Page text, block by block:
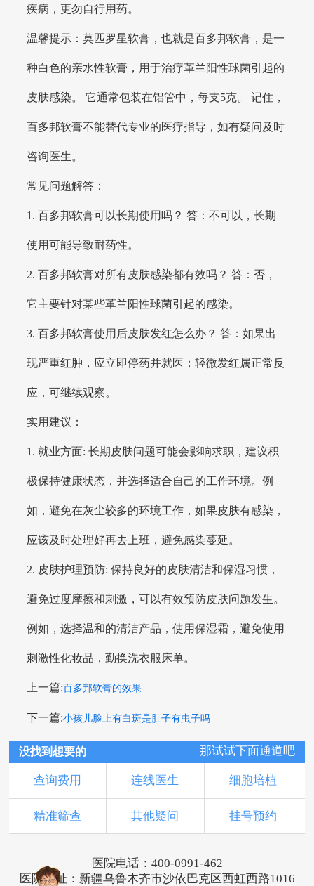
疾病，更勿自行用药。
温馨提示：莫匹罗星软膏，也就是百多邦软膏，是一
种白色的亲水性软膏，用于治疗革兰阳性球菌引起的
皮肤感染。 它通常包装在铝管中，每支5克。 记住，
百多邦软膏不能替代专业的医疗指导，如有疑问及时
咨询医生。
常见问题解答：
1. 百多邦软膏可以长期使用吗？ 答：不可以，长期
使用可能导致耐药性。
2. 百多邦软膏对所有皮肤感染都有效吗？ 答：否，
它主要针对某些革兰阳性球菌引起的感染。
3. 百多邦软膏使用后皮肤发红怎么办？ 答：如果出
现严重红肿，应立即停药并就医；轻微发红属正常反
应，可继续观察。
实用建议：
1. 就业方面: 长期皮肤问题可能会影响求职，建议积
极保持健康状态，并选择适合自己的工作环境。例
如，避免在灰尘较多的环境工作，如果皮肤有感染，
应该及时处理好再去上班，避免感染蔓延。
2. 皮肤护理预防: 保持良好的皮肤清洁和保湿习惯，
避免过度摩擦和刺激，可以有效预防皮肤问题发生。
例如，选择温和的清洁产品，使用保湿霜，避免使用
刺激性化妆品，勤换洗衣服床单。
上一篇:百多邦软膏的效果
下一篇:小孩儿脸上有白斑是肚子有虫子吗
没找到想要的 那试试下面通道吧
查询费用 连线医生 细胞培植
精准筛查 其他疑问 挂号预约
医院电话：400-0991-462
医院地址：新疆乌鲁木齐市沙依巴克区西虹西路1016